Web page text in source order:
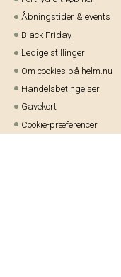
Åbningstider & events
Black Friday
Ledige stillinger
Om cookies på helm.nu
Handelsbetingelser
Gavekort
Cookie-præferencer